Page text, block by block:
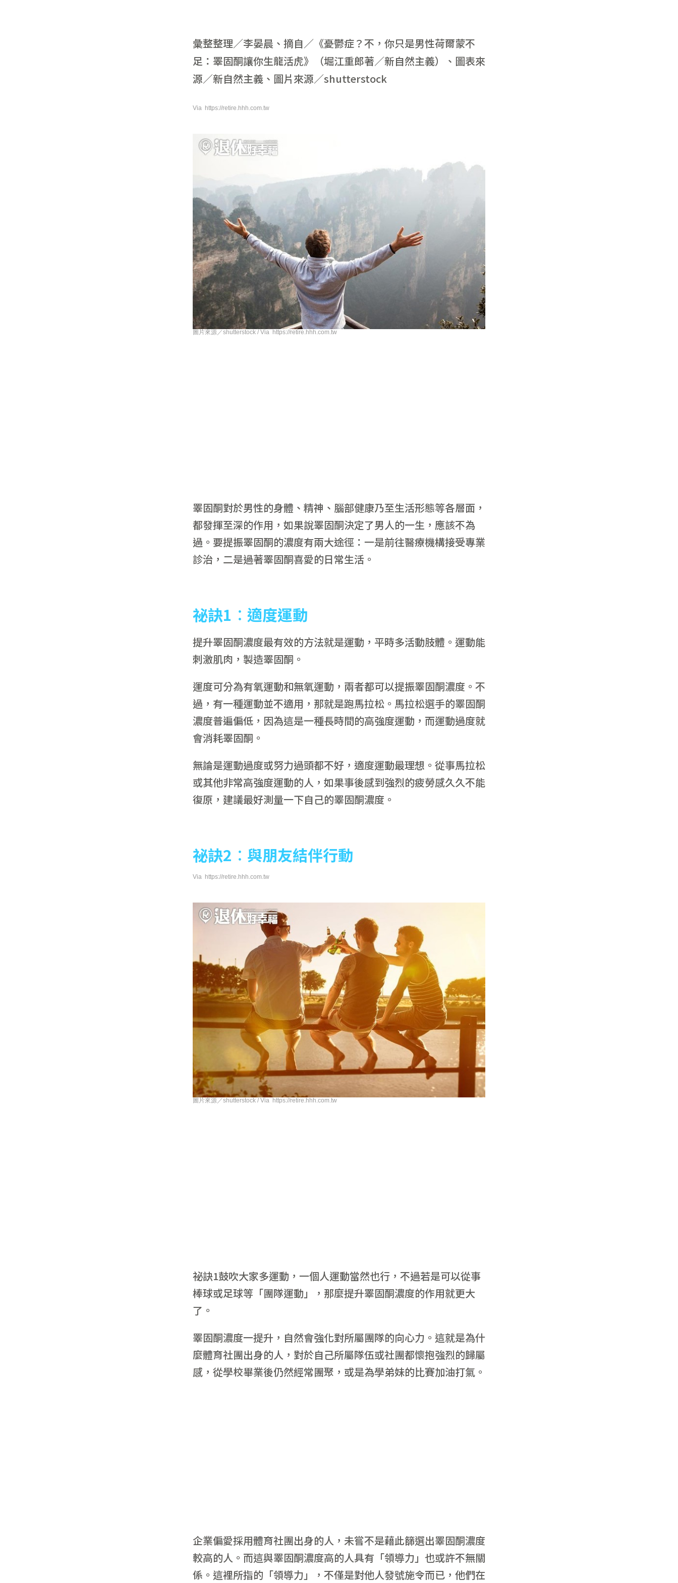
彙整整理／李晏晨、摘自／《憂鬱症？不，你只是男性荷爾蒙不
足：睪固酮讓你生龍活虎》（堀江重郎著／新自然主義）、圖表來
源／新自然主義、圖片來源／shutterstock
Via https://retire.hhh.com.tw
圖片來源／shutterstock / Via https://retire.hhh.com.tw
睪固酮對於男性的身體、精神、腦部健康乃至生活形態等各層面，
都發揮至深的作用，如果說睪固酮決定了男人的一生，應該不為
過。要提振睪固酮的濃度有兩大途徑：一是前往醫療機構接受專業
診治，二是過著睪固酮喜愛的日常生活。
祕訣1 ︰適度運動
提升睪固酮濃度最有效的方法就是運動，平時多活動肢體。運動能
刺激肌肉，製造睪固酮。
運度可分為有氧運動和無氧運動，兩者都可以提振睪固酮濃度。不
過，有一種運動並不適用，那就是跑馬拉松。馬拉松選手的睪固酮
濃度普遍偏低，因為這是一種長時間的高強度運動，而運動過度就
會消耗睪固酮。
無論是運動過度或努力過頭都不好，適度運動最理想。從事馬拉松
或其他非常高強度運動的人，如果事後感到強烈的疲勞感久久不能
復原，建議最好測量一下自己的睪固酮濃度。
祕訣2 ︰與朋友結伴行動
Via https://retire.hhh.com.tw
圖片來源／shutterstock / Via https://retire.hhh.com.tw
祕訣1鼓吹大家多運動，一個人運動當然也行，不過若是可以從事
棒球或足球等「團隊運動」，那麼提升睪固酮濃度的作用就更大
了。
睪固酮濃度一提升，自然會強化對所屬團隊的向心力。這就是為什
麼體育社團出身的人，對於自己所屬隊伍或社團都懷抱強烈的歸屬
感，從學校畢業後仍然經常團聚，或是為學弟妹的比賽加油打氣。
企業偏愛採用體育社團出身的人，未嘗不是藉此篩選出睪固酮濃度
較高的人。而這與睪固酮濃度高的人具有「領導力」也或許不無關
係。這裡所指的「領導力」，不僅是對他人發號施令而已，他們在